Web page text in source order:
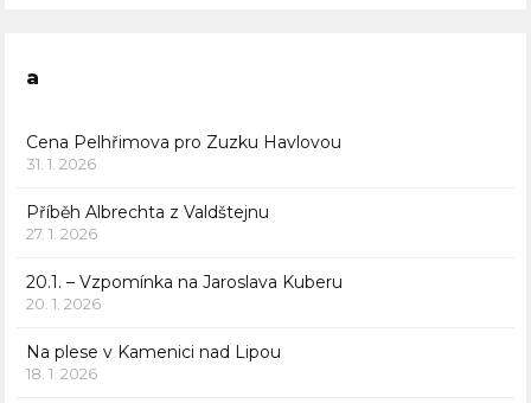
a
Cena Pelhřimova pro Zuzku Havlovou
31. 1. 2026
Příběh Albrechta z Valdštejnu
27. 1. 2026
20.1. – Vzpomínka na Jaroslava Kuberu
20. 1. 2026
Na plese v Kamenici nad Lipou
18. 1. 2026